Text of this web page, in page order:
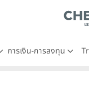
การเงิน-การลงทุน